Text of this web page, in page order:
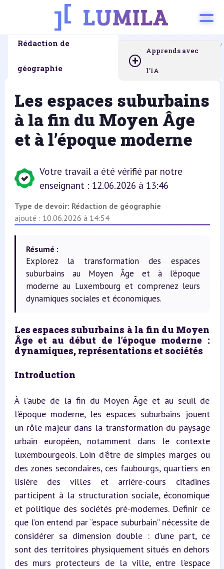
Page d’accueil Devoirs à la maison
Rédaction de
géographie
+
Apprends avec
l'IA
Les espaces suburbains
à la fin du Moyen Âge
et à l’époque moderne
Votre travail a été vérifié par notre
enseignant : 12.06.2026 à 13:46
Type de devoir: Rédaction de géographie
ajouté : 10.06.2026 à 14:54
Résumé :
Explorez la transformation des espaces
suburbains au Moyen Âge et à l’époque
moderne au Luxembourg et comprenez leurs
dynamiques sociales et économiques.
Les espaces suburbains à la fin du Moyen
Âge et au début de l’époque moderne :
dynamiques, représentations et sociétés
Introduction
À l’aube de la fin du Moyen Âge et au seuil de
l’époque moderne, les espaces suburbains jouent
un rôle majeur dans la transformation du paysage
urbain européen, notamment dans le contexte
luxembourgeois. Loin d'être de simples marges ou
des zones secondaires, ces faubourgs, quartiers en
lisière des villes et arrière-cours citadines
participent à la structuration sociale, économique
et politique des sociétés pré-modernes. Definir ce
que l’on entend par “espace suburbain” nécessite de
considérer sa dimension double : d’une part, ce
sont des territoires physiquement situés en dehors
des murs protecteurs de la ville, entre l’espace